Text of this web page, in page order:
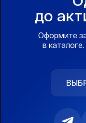
до
Оформите
в